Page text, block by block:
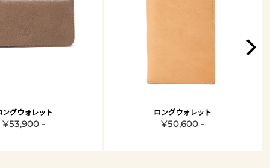
ングウォレット
¥53,900 -
ロングウォレット
¥50,600 -